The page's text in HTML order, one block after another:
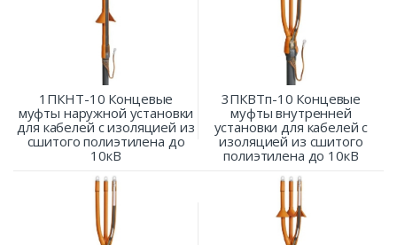
1ПКНТ-10 Концевые
муфты наружной установки
для кабелей с изоляцией из
сшитого полиэтилена до
10кВ
3ПКВТп-10 Концевые
муфты внутренней
установки для кабелей с
изоляцией из сшитого
полиэтилена до 10кВ